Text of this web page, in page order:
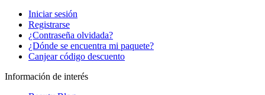
Iniciar sesión
Registrarse
¿Contraseña olvidada?
¿Dónde se encuentra mi paquete?
Canjear código descuento
Información de interés